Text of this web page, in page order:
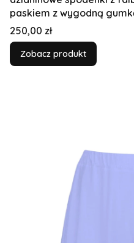
paskiem z wygodną
Cena
250,00 zł
Zobacz produkt